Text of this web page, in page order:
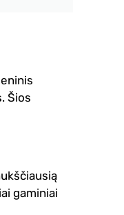
Šios
gaminiai